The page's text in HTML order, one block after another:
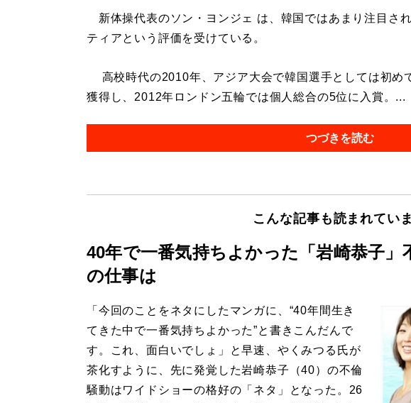
新体操代表のソン・ヨンジェ は、韓国ではあまり注目さ
ティアという評価を受けている。
高校時代の2010年、アジア大会で韓国選手としては初め
獲得し、2012年ロンドン五輪では個人総合の5位に入賞。...
つづきを読む
こんな記事も読まれてい
40年で一番気持ちよかった「岩崎恭子
の仕事は
「今回のことをネタにしたマンガに、“40年間生き
てきた中で一番気持ちよかった”と書きこんだんで
す。これ、面白いでしょ」と早速、やくみつる氏が
茶化すように、先に発覚した岩崎恭子（40）の不倫
騒動はワイドショーの格好の「ネタ」となった。26